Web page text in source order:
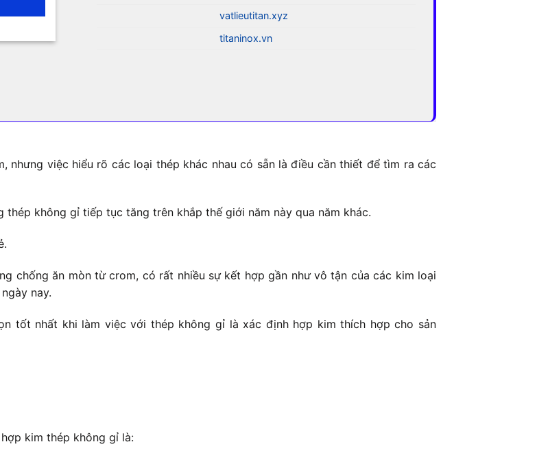
vatlieutitan.xyz
titaninox.vn
nhưng việc hiểu rõ các loại thép khác nhau có sẵn là điều cần thiết để tìm ra các
không gỉ tiếp tục tăng trên khắp thế giới năm này qua năm khác.
chống ăn mòn từ crom, có rất nhiều sự kết hợp gần như vô tận của các kim loại
nay.
tốt nhất khi làm việc với thép không gỉ là xác định hợp kim thích hợp cho sản
kim thép không gỉ là: